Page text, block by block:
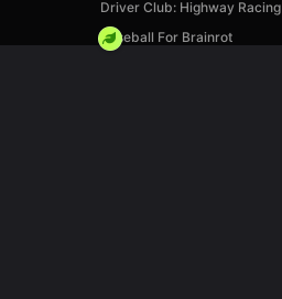
Driver Club: Highway Racing
Baseball For Brainrot